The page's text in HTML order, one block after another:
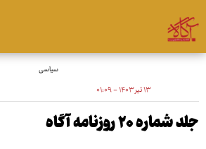
سیاسی
۱۳ تیر ۱۴۰۳ - ۰۱:۰۹
جلد شماره ۲۰ روزنامه آگاه